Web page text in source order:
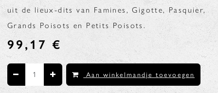
uit de lieux-dits van Famines, Gigotte, Pasquier,
Grands Poisots en Petits Poisots.
99,17 €
Aan winkelmandje toevoegen